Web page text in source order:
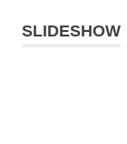
SLIDESHOW